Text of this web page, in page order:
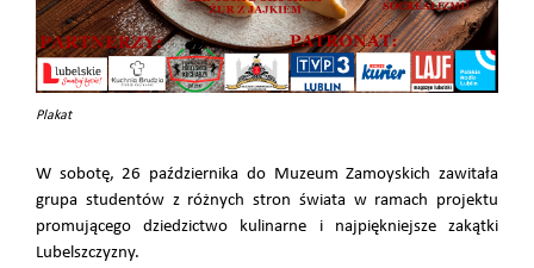
Plakat
W sobotę, 26 października do Muzeum Zamoyskich zawitała
grupa studentów z różnych stron świata w ramach projektu
promującego dziedzictwo kulinarne i najpiękniejsze zakątki
Lubelszczyzny.